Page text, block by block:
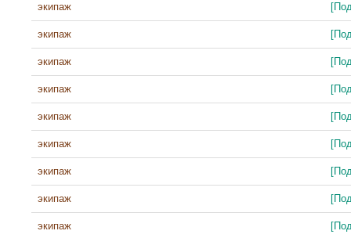
экипаж
экипаж
экипаж
экипаж
экипаж
экипаж
экипаж
экипаж
экипаж